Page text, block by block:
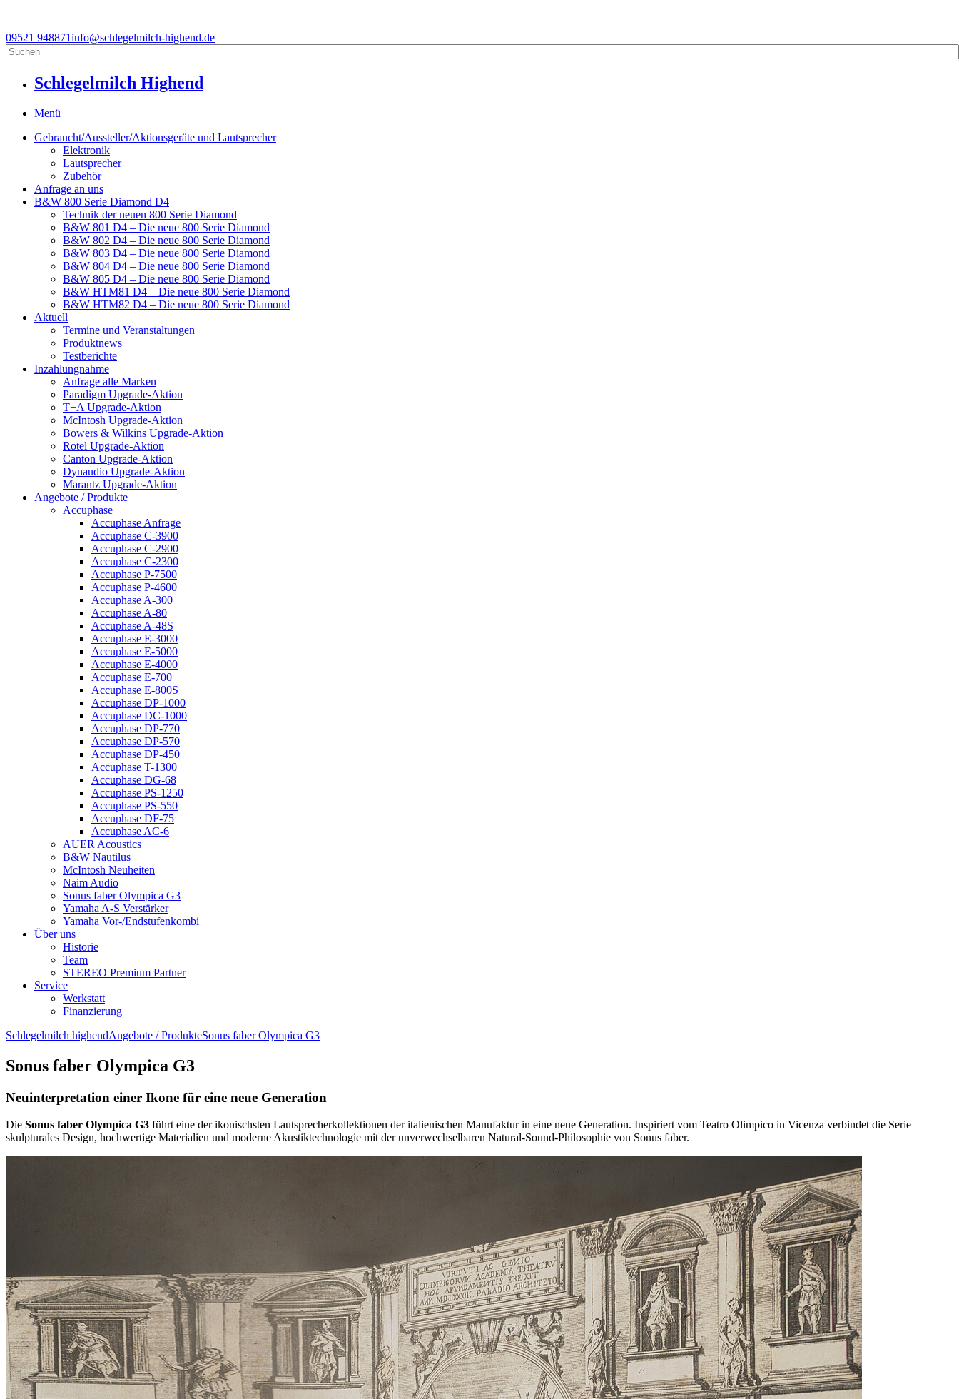
09521 948871info@schlegelmilch-highend.de
Schlegelmilch Highend
Menü
Gebraucht/Aussteller/Aktionsgeräte und Lautsprecher
Elektronik
Lautsprecher
Zubehör
Anfrage an uns
B&W 800 Serie Diamond D4
Technik der neuen 800 Serie Diamond
B&W 801 D4 – Die neue 800 Serie Diamond
B&W 802 D4 – Die neue 800 Serie Diamond
B&W 803 D4 – Die neue 800 Serie Diamond
B&W 804 D4 – Die neue 800 Serie Diamond
B&W 805 D4 – Die neue 800 Serie Diamond
B&W HTM81 D4 – Die neue 800 Serie Diamond
B&W HTM82 D4 – Die neue 800 Serie Diamond
Aktuell
Termine und Veranstaltungen
Produktnews
Testberichte
Inzahlungnahme
Anfrage alle Marken
Paradigm Upgrade-Aktion
T+A Upgrade-Aktion
McIntosh Upgrade-Aktion
Bowers & Wilkins Upgrade-Aktion
Rotel Upgrade-Aktion
Canton Upgrade-Aktion
Dynaudio Upgrade-Aktion
Marantz Upgrade-Aktion
Angebote / Produkte
Accuphase
Accuphase Anfrage
Accuphase C-3900
Accuphase C-2900
Accuphase C-2300
Accuphase P-7500
Accuphase P-4600
Accuphase A-300
Accuphase A-80
Accuphase A-48S
Accuphase E-3000
Accuphase E-5000
Accuphase E-4000
Accuphase E-700
Accuphase E-800S
Accuphase DP-1000
Accuphase DC-1000
Accuphase DP-770
Accuphase DP-570
Accuphase DP-450
Accuphase T-1300
Accuphase DG-68
Accuphase PS-1250
Accuphase PS-550
Accuphase DF-75
Accuphase AC-6
AUER Acoustics
B&W Nautilus
McIntosh Neuheiten
Naim Audio
Sonus faber Olympica G3
Yamaha A-S Verstärker
Yamaha Vor-/Endstufenkombi
Über uns
Historie
Team
STEREO Premium Partner
Service
Werkstatt
Finanzierung
Schlegelmilch highendAngebote / ProdukteSonus faber Olympica G3
Sonus faber Olympica G3
Neuinterpretation einer Ikone für eine neue Generation
Die Sonus faber Olympica G3 führt eine der ikonischsten Lautsprecherkollektionen der italienischen Manufaktur in eine neue Generation. Inspiriert vom Teatro Olimpico in Vicenza verbindet die Serie
skulpturales Design, hochwertige Materialien und moderne Akustiktechnologie mit der unverwechselbaren Natural-Sound-Philosophie von Sonus faber.